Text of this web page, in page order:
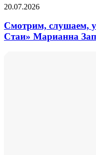
20.07.2026
Смотрим, слушаем,
Стаи» Марианна